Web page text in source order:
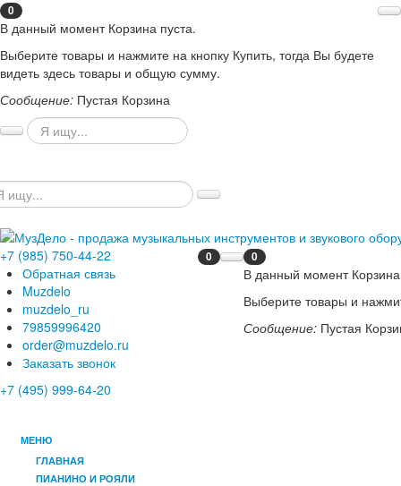
0
В данный момент Корзина пуста.
Выберите товары и нажмите на кнопку Купить, тогда Вы будете
видеть здесь товары и общую сумму.
Сообщение: Пустая Корзина
+7 (985) 750-44-22
Обратная связь
Muzdelo
muzdelo_ru
79859996420
order@muzdelo.ru
Заказать звонок
+7 (495) 999-64-20
0
В данный момент Корзина
Выберите товары и
Сообщение: Пустая
0
МЕНЮ
ГЛАВНАЯ
ПИАНИНО И РОЯЛИ